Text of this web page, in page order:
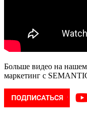
Больше видео на
маркетинг с